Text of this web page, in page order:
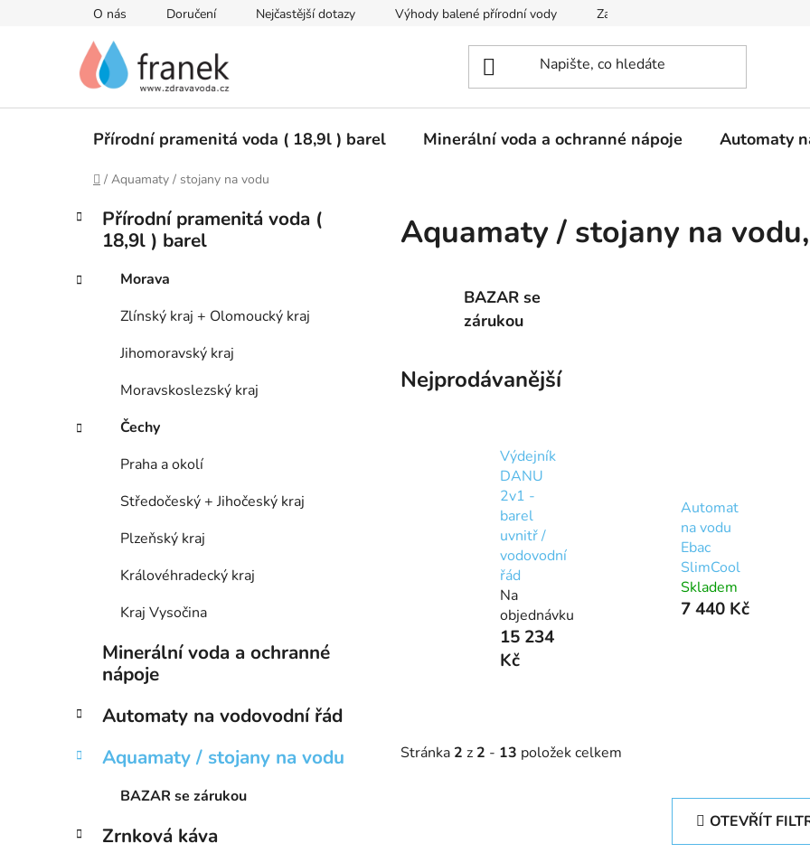
O nás Doručení Nejčastější dotazy Výhody balené přírodní vody Zaregistrujte se
Přírodní pramenitá voda ( 18,9l ) barel Minerální voda a ochranné nápoje Automaty
Domů
/ Aquamaty / stojany na vodu
P
t
p
Přeskočit
kategorie
K
a
g
Přírodní pramenitá voda (
18,9l ) barel
Morava
Zlínský kraj + Olomoucký kraj
Jihomoravský kraj
Moravskoslezský kraj
Čechy
Praha a okolí
Středočeský + Jihočeský kraj
Plzeňský kraj
Královéhradecký kraj
Kraj Vysočina
Minerální voda a ochranné
nápoje
Automaty na vodovodní řád
Aquamaty / stojany na vodu
BAZAR se zárukou
Zrnková káva
Aquamaty / stojany na vodu
BAZAR se
zárukou
Nejprodávanější
Výdejník
DANU
2v1 -
barel
uvnitř /
vodovodní
řád
Na
objednávku
15 234
Kč
Automat
na vodu
Ebac
SlimCool
Skladem
7 440 Kč
Stránka 2 z 2 - 13 položek celkem
OTEVŘÍT